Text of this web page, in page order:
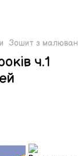
Зошит з
ч.1